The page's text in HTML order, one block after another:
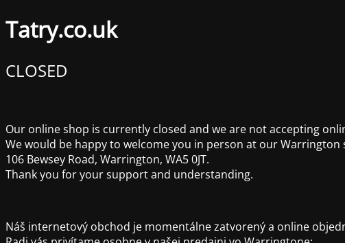
Tatry.co.uk
CLOSED
Our online shop is currently closed and we are not accepting
We would be happy to welcome you in person at our Warrington
106 Bewsey Road, Warrington, WA5 0JT.
Thank you for your support and understanding.
Náš internetový obchod je momentálne zatvorený a online